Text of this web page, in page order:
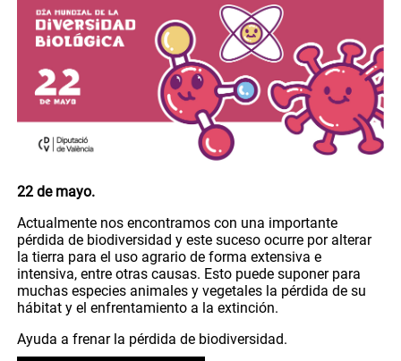
22 de mayo.
Actualmente nos encontramos con una importante
pérdida de biodiversidad y este suceso ocurre por alterar
la tierra para el uso agrario de forma extensiva e
intensiva, entre otras causas. Esto puede suponer para
muchas especies animales y vegetales la pérdida de su
hábitat y el enfrentamiento a la extinción.
Ayuda a frenar la pérdida de biodiversidad.